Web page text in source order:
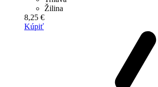
Žilina
8,25 €
Kúpiť